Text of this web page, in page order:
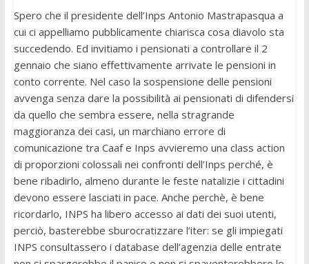
Spero che il presidente dell’Inps Antonio Mastrapasqua a
cui ci appelliamo pubblicamente chiarisca cosa diavolo sta
succedendo. Ed invitiamo i pensionati a controllare il 2
gennaio che siano effettivamente arrivate le pensioni in
conto corrente. Nel caso la sospensione delle pensioni
avvenga senza dare la possibilità ai pensionati di difendersi
da quello che sembra essere, nella stragrande
maggioranza dei casi, un marchiano errore di
comunicazione tra Caaf e Inps avvieremo una class action
di proporzioni colossali nei confronti dell’Inps perché, è
bene ribadirlo, almeno durante le feste natalizie i cittadini
devono essere lasciati in pace. Anche perchè, è bene
ricordarlo, INPS ha libero accesso ai dati dei suoi utenti,
perciò, basterebbe sburocratizzare l’iter: se gli impiegati
INPS consultassero i database dell’agenzia delle entrate